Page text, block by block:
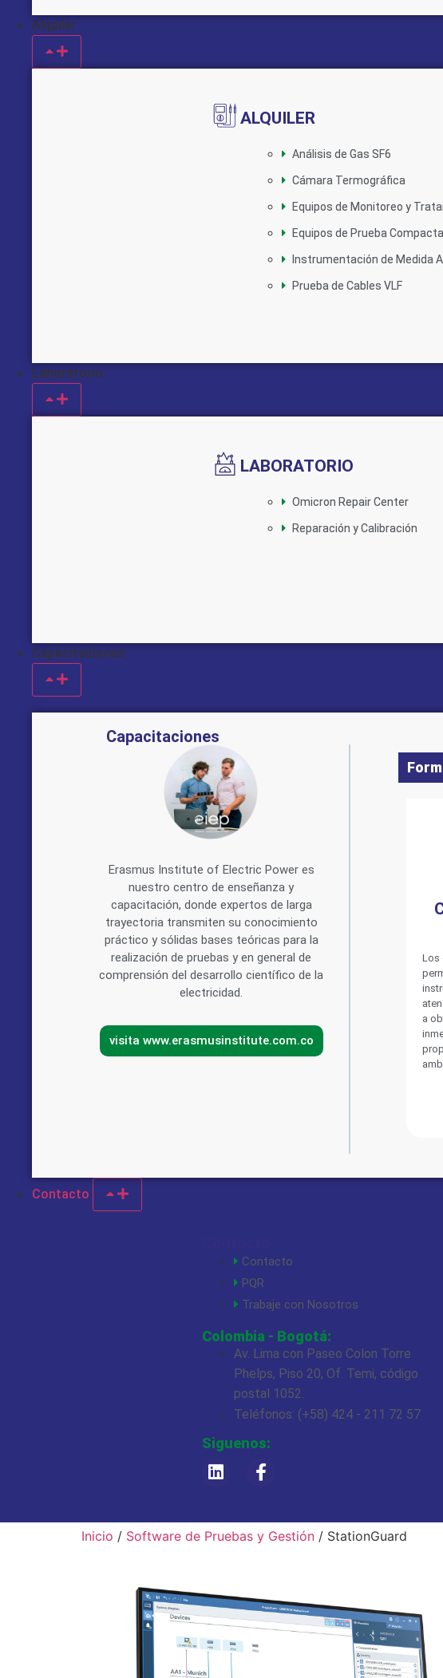
Alquiler
ALQUILER
Análisis de Gas SF6
Cámara Termográfica
Equipos de Monitoreo y
Equipos de Prueba
Instrumentación de Medida
Prueba de Cables VLF
Laboratorio
LABORATORIO
Omicron Repair Center
Reparación y Calibración
Capacitaciones
Capacitaciones
Erasmus Institute of Electric Power es
nuestro centro de enseñanza y
capacitación, donde expertos de larga
trayectoria transmiten su conocimiento
práctico y sólidas bases teóricas para la
realización de pruebas y en general de
comprensión del desarrollo científico de la
electricidad.
visita www.erasmusinstitute.com.co
Los
a
Contacto
Contacto
PQR
Trabaje con Nosotros
Colombia - Bogotá:
Av. Lima con Paseo Colon Torre
Phelps, Piso 20, Of. Temi, código
postal 1052.
Teléfonos: (+58) 424 - 211 72 57
Siguenos:
Inicio / Software de Pruebas y Gestión / StationGuard